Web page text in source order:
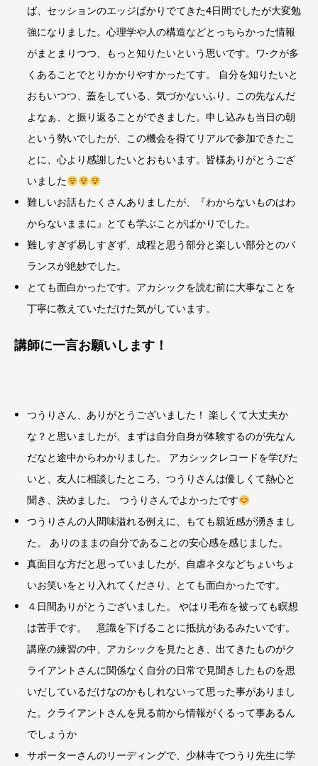
ば、セッションのエッジばかりでてきた4日間でしたが大変勉
強になりました。心理学や人の構造などとっちらかった情報
がまとまりつつ、もっと知りたいという思いです。ワ-クが多
くあることでとりかかりやすかったてす。 自分を知りたいと
おもいつつ、蓋をしている、気づかないふり、この先なんだ
よなぁ、と振り返ることができました。申し込みも当日の朝
という勢いでしたが、この機会を得てリアルで参加できたこ
とに、心より感謝したいとおもいます。皆様ありがとうござ
いました
難しいお話もたくさんありましたが、『わからないものはわ
からないままに』とても学ぶことがばかりでした。
難しすぎず易しすぎず、成程と思う部分と楽しい部分とのバ
ランスが絶妙でした。
とても面白かったです。アカシックを読む前に大事なことを
丁寧に教えていただけた気がしています。
講師に一言お願いします！
つうりさん、ありがとうございました！ 楽しくて大丈夫か
な？と思いましたが、まずは自分自身が体験するのが先なん
だなと途中からわかりました。 アカシックレコードを学びた
いと、友人に相談したところ、つうりさんは優しくて熱心と
聞き、決めました。 つうりさんでよかったです
つうりさんの人間味溢れる例えに、もても親近感が湧きまし
た。 ありのままの自分であることの安心感を感じました。
真面目な方だと思っていましたが、自虐ネタなどちょいちょ
いお笑いをとり入れてくださり、とても面白かったです。
４日間ありがとうございました。 やはり毛布を被っても瞑想
は苦手です。 意識を下げることに抵抗があるみたいです。
講座の練習の中、アカシックを見たとき、出てきたものがク
ライアントさんに関係なく自分の日常で見聞きしたものを思
いだしているだけなのかもしれないって思った事がありまし
た。クライアントさんを見る前から情報がくるって事あるん
でしょうか
サポーターさんのリーディングで、少林寺でつうり先生に学